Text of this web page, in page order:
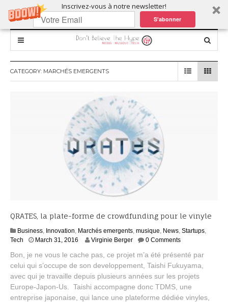
Inscrivez-vous à notre newsletter!
S'abonner
CATEGORY: MARCHÉS EMERGENTS
QRATES, la plate-forme de crowdfunding pour le vinyle
Business Innovation Marchés emergents musique News Startups
Tech
March 31, 2016
y
1
3
,
Virginie Berger 0 Comments
Bon, je ne vous le cache pas, ce projet m’a été présenté par
celui qui s’occupe de son developpement, Taishi Fukuyama,
avec qui je travaille depuis plusieurs années sur les projets
Europe-Japon-Us. Taishi accompagne donc TDMS, une
entreprise japonaise, qui lance une plateforme dédiée vinyles,